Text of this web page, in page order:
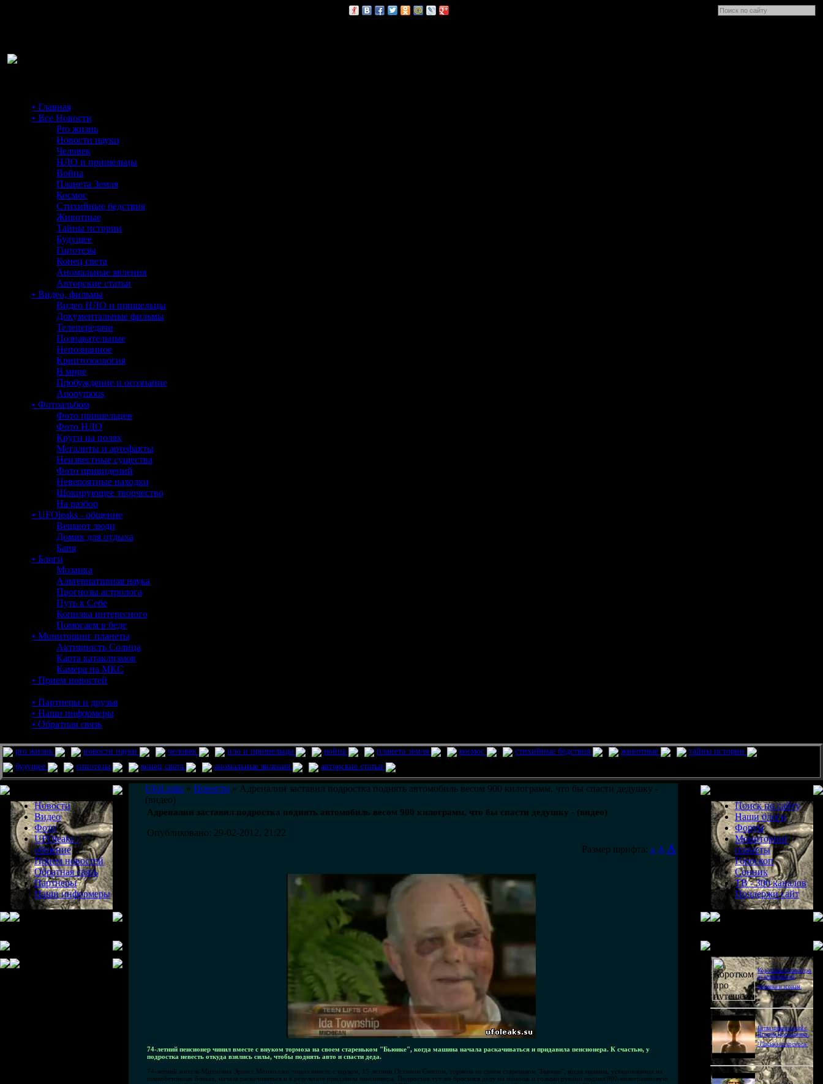
• Главная
• Все Новости
Pro жизнь
Новости науки
Человек
НЛО и пришельцы
Война
Планета Земля
Космос
Стихийные бедствия
Животные
Тайны истории
Будущее
Гипотезы
Конец света
Аномальные явления
Авторские статьи
• Видео, фильмы
Видео НЛО и пришельцы
Документальные фильмы
Телепередачи
Познавательные
Непознанное
Криптозоология
В мире
Пробуждение и осознание
Anonymous
• Фотоальбом
Фото пришельцев
Фото НЛО
Круги на полях
Мегалиты и артефакты
Неизвестные существа
Фото привидений
Невероятные находки
Шокирующее творчество
На разбор
• UFOleaks - общение
Вещают люди
Домик для отдыха
Баня
• Блоги
Мозаика
Альтернативная наука
Прогнозы астролога
Путь к Себе
Копилка интересного
Помогаем в беде
• Мониторинг планеты
Активность Солнца
Карта катаклизмов
Камера на МКС
• Прием новостей
• Партнеры и друзья
• Наши информеры
• Обратная связь
pro жизнь новости науки человек нло и пришельцы война планета земля космос стихийные бедствия животные
тайны истории
будущее
гипотезы конец света аномальные явления авторские статьи
Новости
Видео
Фото
UFOleaks -
общение
Прием новостей
Обратная связь
Партнеры
Наши информеры
UfoLeaks » Новости » Адреналин заставил подростка поднять автомобиль весом 900 килограмм, что бы спасти дедушку -
(видео)
Адреналин заставил подростка поднять автомобиль весом 900 килограмм, что бы спасти дедушку - (видео)
Опубликовано: 29-02-2012, 21:22
Размер шрифта: A A A
74-летний пенсионер чинил вместе с внуком тормоза на своем стареньком "Бьюике", когда машина начала раскачиваться и придавила пенсионера. К счастью, у
подростка невесть откуда взялись силы, чтобы поднять авто и спасти деда.
74-летний житель Мичигана Эрнест Монхоллен чинил вместе с внуком, 15-летним Остином Смитом, тормоза на своем стареньком "Бьюике", когда машина, установленная на
шлакобетонных блоках, начала раскачиваться и в результате придавила пенсионера. Подросток тут же бросился деду на помощь и голыми руками поднял 900-килограммовую
Поиск по сайту
Наши блоги
Форум
Мониторинг
планеты
Гороскоп
Сонник
ТВ - 300 каналов
Поддержи сайт
Короткометражка про
путешествия во
времени и эгоизм.
Битва цивилизаций с
Игорем Прокопенко.
"Письма из космоса"